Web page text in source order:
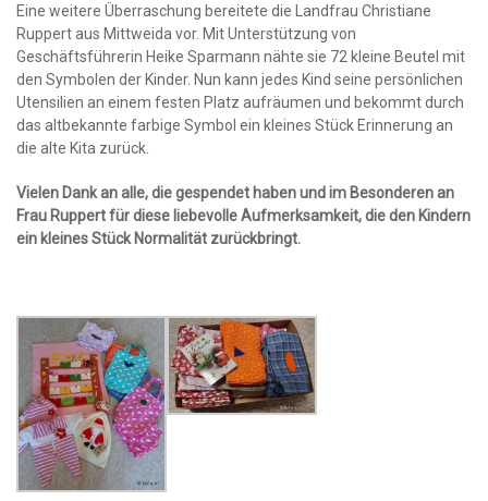
Eine weitere Überraschung bereitete die Landfrau Christiane
Ruppert aus Mittweida vor. Mit Unterstützung von
Geschäftsführerin Heike Sparmann nähte sie 72 kleine Beutel mit
den Symbolen der Kinder. Nun kann jedes Kind seine persönlichen
Utensilien an einem festen Platz aufräumen und bekommt durch
das altbekannte farbige Symbol ein kleines Stück Erinnerung an
die alte Kita zurück.
Vielen Dank an alle, die gespendet haben und im Besonderen an
Frau Ruppert für diese liebevolle Aufmerksamkeit, die den Kindern
ein kleines Stück Normalität zurückbringt.